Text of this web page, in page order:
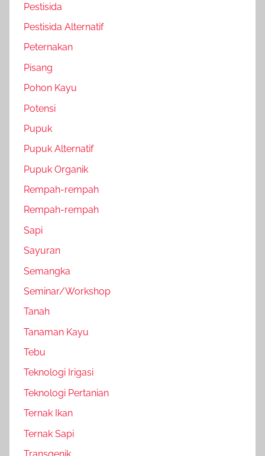
Pestisida
Pestisida Alternatif
Peternakan
Pisang
Pohon Kayu
Potensi
Pupuk
Pupuk Alternatif
Pupuk Organik
Rempah-rempah
Rempah-rempah
Sapi
Sayuran
Semangka
Seminar/Workshop
Tanah
Tanaman Kayu
Tebu
Teknologi Irigasi
Teknologi Pertanian
Ternak Ikan
Ternak Sapi